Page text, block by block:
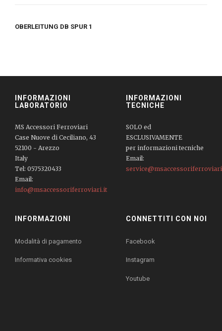
OBERLEITUNG DB SPUR 1
INFORMAZIONI
LABORATORIO
MS Accessori Ferroviari
Case Nuove di Ceciliano, 43
52100 - Arezzo
Italy
Tel: 0575320433
Email:
info@msaccessoriferroviari.it
INFORMAZIONI
TECNICHE
SOLO ed
ESCLUSIVAMENTE
per informazioni tecniche
Email:
INFORMAZIONI
Modalità di pagamento
Informativa cookies
CONNETTITI CON NOI
Facebook
Instagram
Youtube